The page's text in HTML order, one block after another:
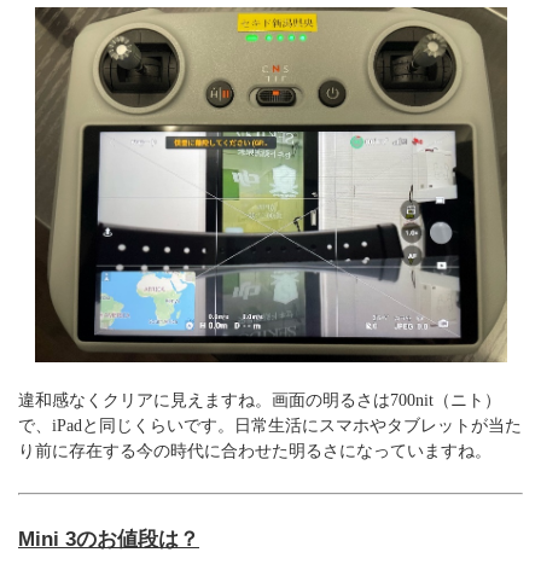
違和感なくクリアに見えますね。画面の明るさは700nit（ニト）
で、iPadと同じくらいです。日常生活にスマホやタブレットが当た
り前に存在する今の時代に合わせた明るさになっていますね。
Mini 3のお値段は？